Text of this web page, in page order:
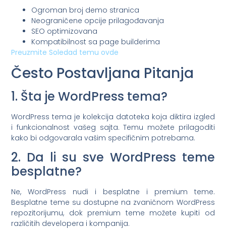
Ogroman broj demo stranica
Neograničene opcije prilagođavanja
SEO optimizovana
Kompatibilnost sa page builderima
Preuzmite Soledad temu ovde
Često Postavljana Pitanja
1. Šta je WordPress tema?
WordPress tema je kolekcija datoteka koja diktira izgled
i funkcionalnost vašeg sajta. Temu možete prilagoditi
kako bi odgovarala vašim specifičnim potrebama.
2. Da li su sve WordPress teme
besplatne?
Ne, WordPress nudi i besplatne i premium teme.
Besplatne teme su dostupne na zvaničnom WordPress
repozitorijumu, dok premium teme možete kupiti od
različitih developera i kompanija.